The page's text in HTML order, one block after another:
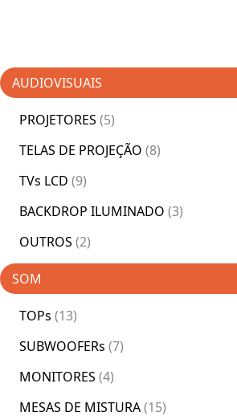
AUDIOVISUAIS
PROJETORES (5)
TELAS DE PROJEÇÃO (8)
TVs LCD (9)
BACKDROP ILUMINADO (3)
OUTROS (2)
SOM
TOPs (13)
SUBWOOFERs (7)
MONITORES (4)
MESAS DE MISTURA(15)